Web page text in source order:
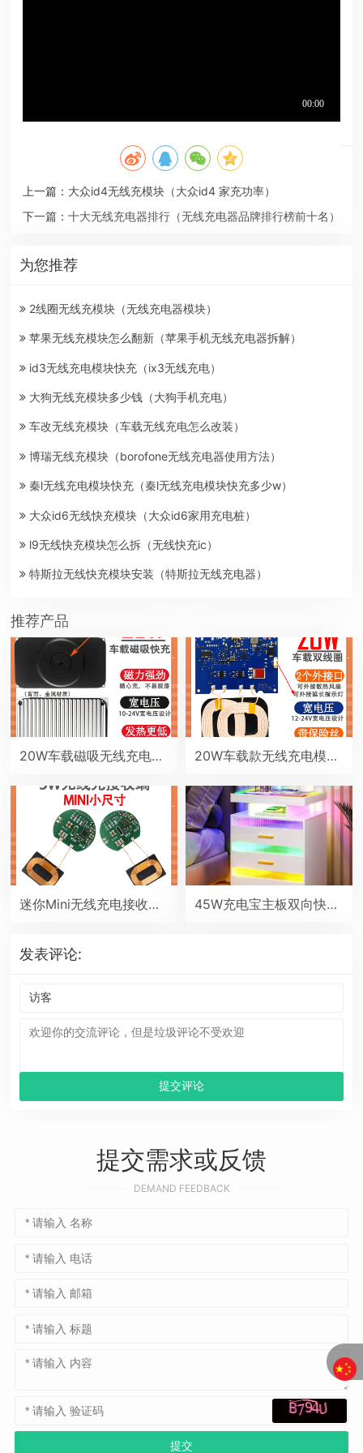
上一篇： 大众id4无线充模块（大众id4 家充功率）
下一篇： 十大无线充电器排行（无线充电器品牌排行榜前十名）
为您推荐
2线圈无线充模块（无线充电器模块）
苹果无线充模块怎么翻新（苹果手机无线充电器拆解）
id3无线充电模块快充（ix3无线充电）
大狗无线充模块多少钱（大狗手机充电）
车改无线充模块（车载无线充电怎么改装）
博瑞无线充模块（borofone无线充电器使用方法）
秦l无线充电模块快充（秦l无线充电模块快充多少w）
大众id6无线快充模块（大众id6家用充电桩）
l9无线快充模块怎么拆（无线快充ic）
特斯拉无线快充模块安装（特斯拉无线充电器）
推荐产品
20W车载磁吸无线充电器 12V苹果弹窗maasafe磁吸电瓶扶手箱中控台房车改装无线充 20W车载款无线充电模块手机通用型双线圈发射端车改无线充电器diy
迷你Mini无线充电接收端贴片PCBA电路板type-C小线圈QI通用5V改装模块 45W充电宝主板双向快充移动电源模块2串6串锂电池保护主板PD/QC协议
发表评论:
提交需求或反馈
DEMAND FEEDBACK